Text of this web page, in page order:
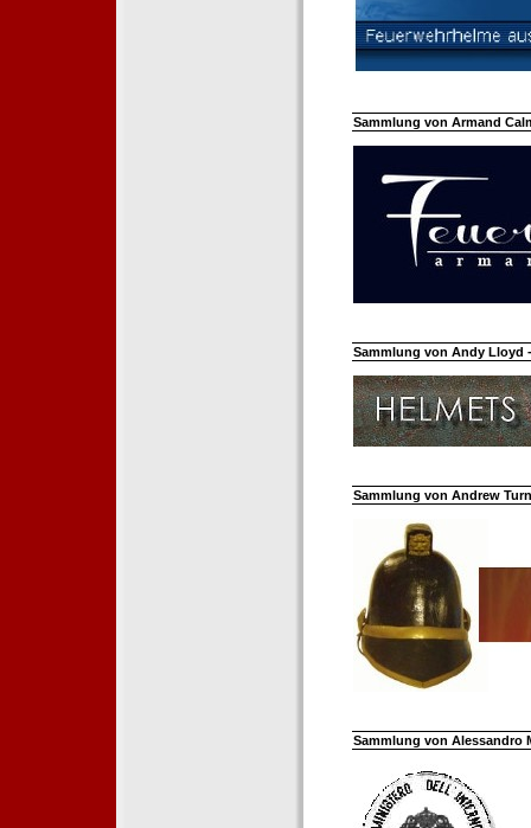
Sammlung von Armand
Sammlung von Andy Lloyd
Sammlung von Andrew
Sammlung von Alessandro